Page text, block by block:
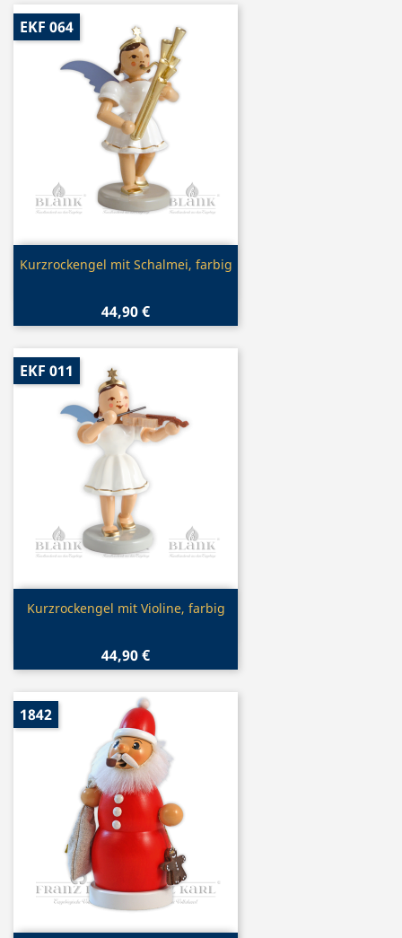
Vorschau
Kurzrockengel mit Schalmei, farbig
44,90 €
EKF 064
Vorschau
Kurzrockengel mit Violine, farbig
44,90 €
EKF 011
1842